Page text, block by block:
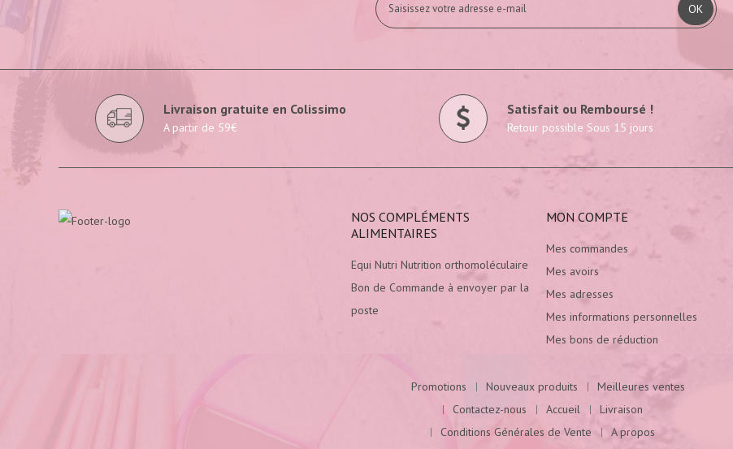
OK
Livraison gratuite en Colissimo
A partir de 59€
Satisfait ou Remboursé !
Retour possible Sous 15 jours
NOS COMPLÉMENTS
ALIMENTAIRES
Equi Nutri Nutrition orthomoléculaire
Bon de Commande à envoyer par la
poste
MON COMPTE
Mes commandes
Mes avoirs
Mes adresses
Mes informations personnelles
Mes bons de réduction
Promotions Nouveaux produits
Meilleures ventes
Contactez-nous
Accueil
Livraison
Conditions Générales de Vente
A propos